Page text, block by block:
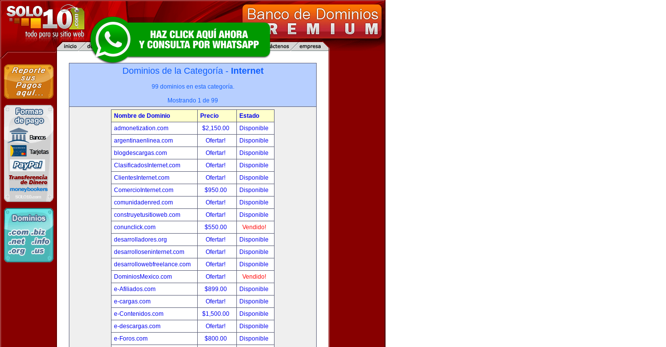
Dominios de la Categoría - Internet
99 dominios en esta categoría.
Mostrando 1 de 99
Nombre de Dominio Precio
Estado
admonetization.com
$2,150.00
Disponible
argentinaenlinea.com
Ofertar!
Disponible
blogdescargas.com
Ofertar!
Disponible
ClasificadosInternet.com
Ofertar!
Disponible
ClientesInternet.com
Ofertar!
Disponible
ComercioInternet.com
$950.00
Disponible
comunidadenred.com
Ofertar!
Disponible
construyetusitioweb.com
Ofertar!
Disponible
conunclick.com
$550.00
Vendido!
desarrolladores.org
Ofertar!
Disponible
desarrolloseninternet.com
Ofertar!
Disponible
desarrollowebfreelance.com
Ofertar!
Disponible
DominiosMexico.com
Ofertar!
Vendido!
e-Afiliados.com
$899.00
Disponible
e-cargas.com
Ofertar!
Disponible
e-Contenidos.com
$1,500.00
Disponible
e-descargas.com
Ofertar!
Disponible
e-Foros.com
$800.00
Disponible